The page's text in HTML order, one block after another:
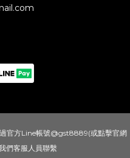
官方Line帳號@gst8889(或點擊官網
們客服人員聯繫